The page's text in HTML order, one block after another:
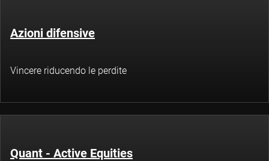
Azioni difensive
Vincere riducendo le perdite
Quant - Active Equities